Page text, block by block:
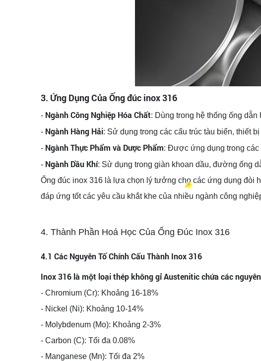
3. Ứng Dụng Của Ống đúc inox 316
- Ngành Công Nghiệp Hóa Chất: Dùng trong hệ thống ống
- Ngành Hàng Hải: Sử dụng trong các cấu trúc tàu biển, thiết
- Ngành Thực Phẩm và Dược Phẩm: Được ứng dụng trong các
- Ngành Dầu Khí: Sử dụng trong giàn khoan dầu, đường ống
Ống đúc inox 316 là lựa chọn lý tưởng cho các ứng dụng đòi
đáp ứng tốt các yêu cầu khắt khe của nhiều ngành công
4. Thành Phần Hoá Học Của Ống Đúc Inox 316
4.1 Các Nguyên Tố Chính Cấu Thành Inox 316
Inox 316 là một loại thép không gỉ Austenitic chứa các
- Chromium (Cr): Khoảng 16-18%
- Nickel (Ni): Khoảng 10-14%
- Molybdenum (Mo): Khoảng 2-3%
- Carbon (C): Tối đa 0.08%
- Manganese (Mn): Tối đa 2%